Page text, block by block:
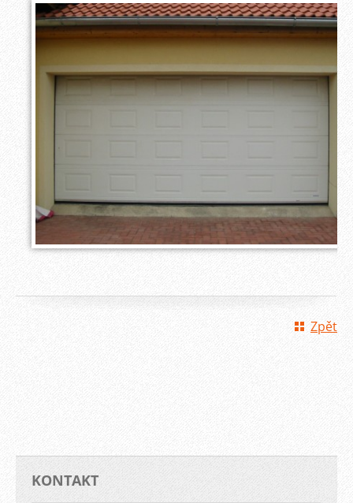
Zpět
KONTAKT